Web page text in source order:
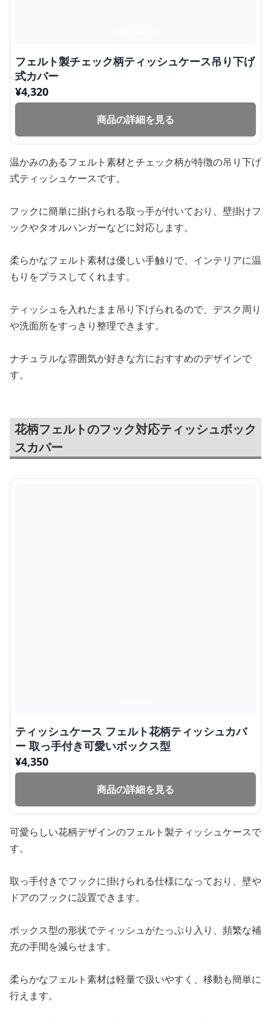
フェルト製チェック柄ティッシュケース吊り下げ
式カバー
¥4,320
商品の詳細を見る
温かみのあるフェルト素材とチェック柄が特徴の吊り下げ
式ティッシュケースです。
フックに簡単に掛けられる取っ手が付いており、壁掛けフ
ックやタオルハンガーなどに対応します。
柔らかなフェルト素材は優しい手触りで、インテリアに温
もりをプラスしてくれます。
ティッシュを入れたまま吊り下げられるので、デスク周り
や洗面所をすっきり整理できます。
ナチュラルな雰囲気が好きな方におすすめのデザインで
す。
花柄フェルトのフック対応ティッシュボック
スカバー
ティッシュケース フェルト花柄ティッシュカバ
ー 取っ手付き可愛いボックス型
¥4,350
商品の詳細を見る
可愛らしい花柄デザインのフェルト製ティッシュケースで
す。
取っ手付きでフックに掛けられる仕様になっており、壁や
ドアのフックに設置できます。
ボックス型の形状でティッシュがたっぷり入り、頻繁な補
充の手間を減らせます。
柔らかなフェルト素材は軽量で扱いやすく、移動も簡単に
行えます。